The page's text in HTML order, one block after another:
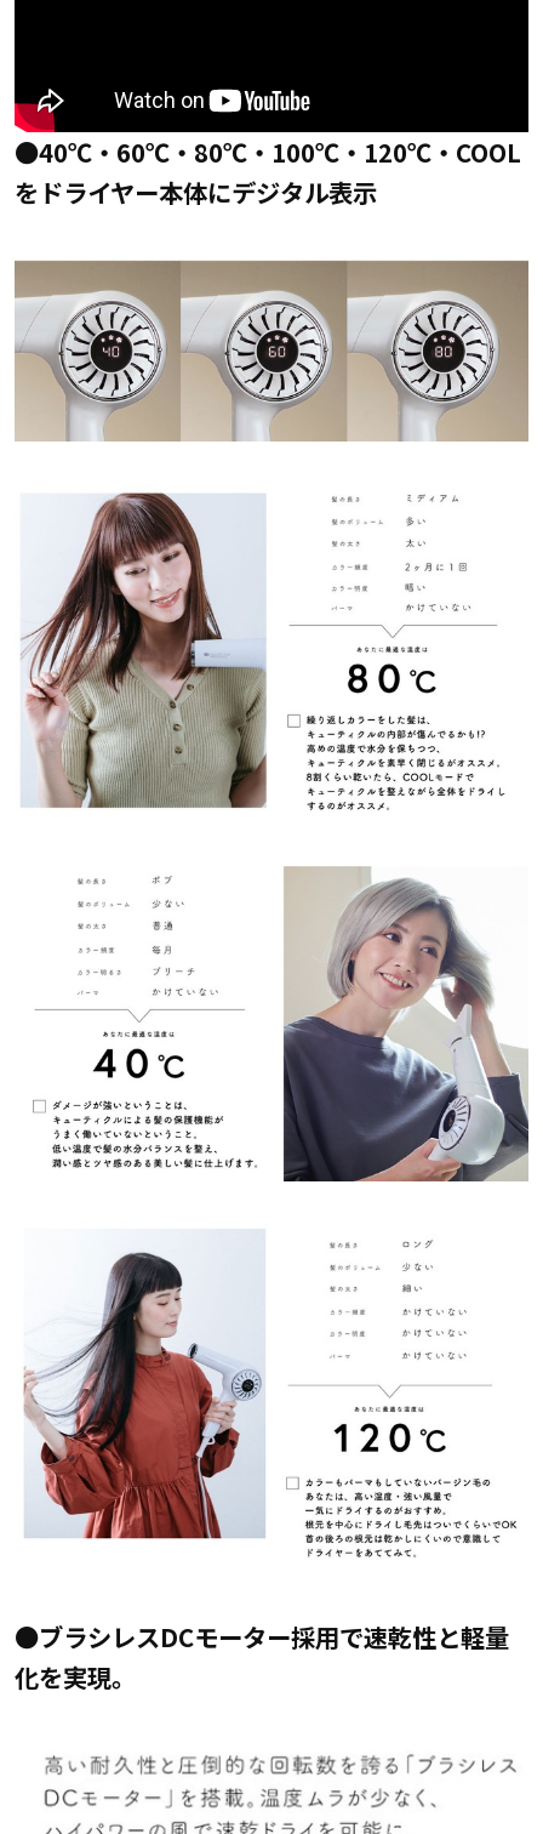
●40℃・60℃・80℃・100℃・120℃・COOL
をドライヤー本体にデジタル表示
●ブラシレスDCモーター採用で速乾性と軽量
化を実現。